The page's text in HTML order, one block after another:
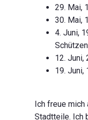
29. Mai,
30. Mai,
4. Juni,
12. Juni,
19. Juni,
Ich freue mich
Stadtteile. Ich